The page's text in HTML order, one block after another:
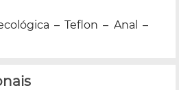
– Teflon – Anal –